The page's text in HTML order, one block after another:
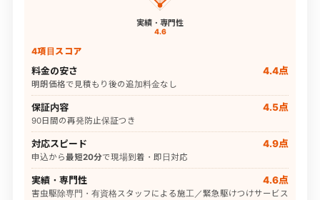
実績・専門性
4.6
4項目スコア
料金の安さ 4.4点
明朗価格で見積もり後の追加料金なし
保証内容 4.5点
90日間の再発防止保証つき
対応スピード 4.9点
申込から最短20分で現場到着・即日対応
実績・専門性 4.6点
害虫駆除専門・有資格スタッフによる施工／緊急駆けつけサービス